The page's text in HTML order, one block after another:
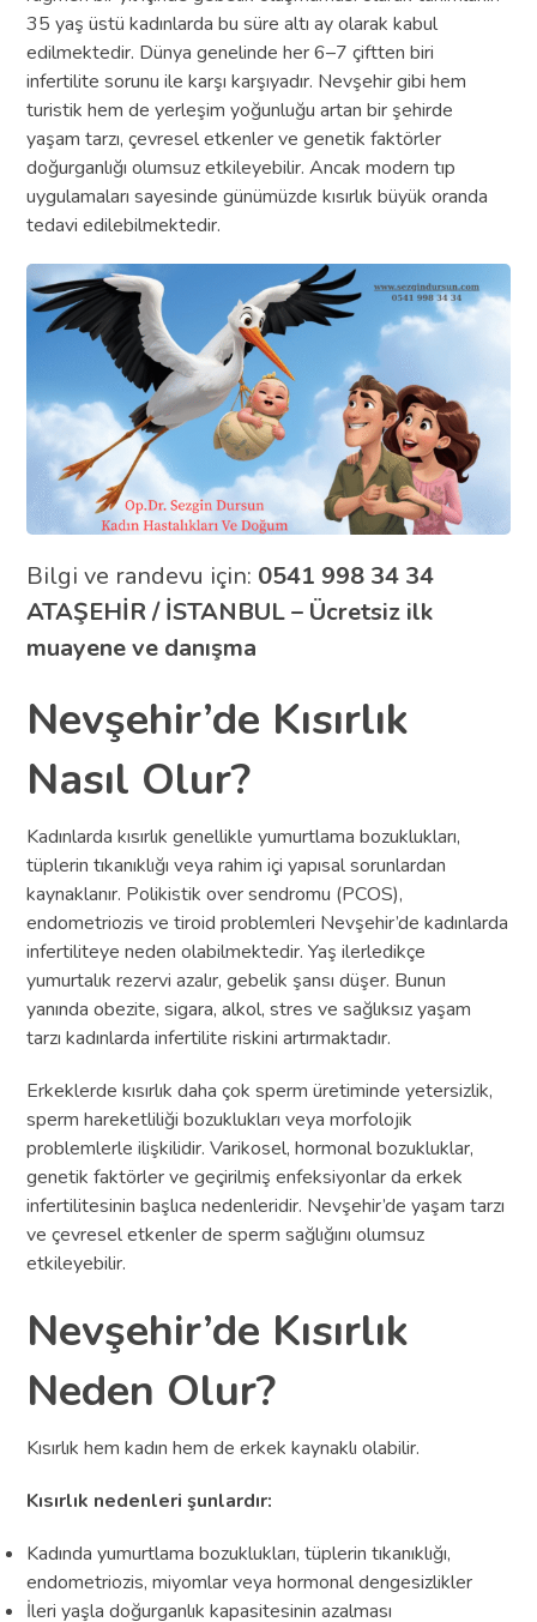
35 yaş üstü kadınlarda bu süre altı ay olarak kabul
edilmektedir. Dünya genelinde her 6–7 çiftten biri
infertilite sorunu ile karşı karşıyadır. Nevşehir gibi hem
turistik hem de yerleşim yoğunluğu artan bir şehirde
yaşam tarzı, çevresel etkenler ve genetik faktörler
doğurganlığı olumsuz etkileyebilir. Ancak modern tıp
uygulamaları sayesinde günümüzde kısırlık büyük oranda
tedavi edilebilmektedir.
Bilgi ve randevu için: 0541 998 34 34
ATAŞEHİR / İSTANBUL – Ücretsiz ilk
muayene ve danışma
Nevşehir’de Kısırlık
Nasıl Olur?
Kadınlarda kısırlık genellikle yumurtlama bozuklukları,
tüplerin tıkanıklığı veya rahim içi yapısal sorunlardan
kaynaklanır. Polikistik over sendromu (PCOS),
endometriozis ve tiroid problemleri Nevşehir’de kadınlarda
infertiliteye neden olabilmektedir. Yaş ilerledikçe
yumurtalık rezervi azalır, gebelik şansı düşer. Bunun
yanında obezite, sigara, alkol, stres ve sağlıksız yaşam
tarzı kadınlarda infertilite riskini artırmaktadır.
Erkeklerde kısırlık daha çok sperm üretiminde yetersizlik,
sperm hareketliliği bozuklukları veya morfolojik
problemlerle ilişkilidir. Varikosel, hormonal bozukluklar,
genetik faktörler ve geçirilmiş enfeksiyonlar da erkek
infertilitesinin başlıca nedenleridir. Nevşehir’de yaşam tarzı
ve çevresel etkenler de sperm sağlığını olumsuz
etkileyebilir.
Nevşehir’de Kısırlık
Neden Olur?
Kısırlık hem kadın hem de erkek kaynaklı olabilir.
Kısırlık nedenleri şunlardır:
Kadında yumurtlama bozuklukları, tüplerin tıkanıklığı,
endometriozis, miyomlar veya hormonal dengesizlikler
İleri yaşla doğurganlık kapasitesinin azalması